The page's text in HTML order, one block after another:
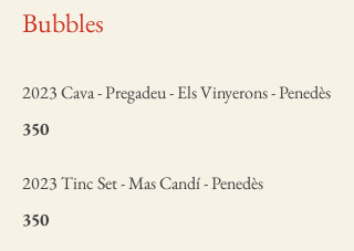
Bubbles
2023 Cava - Pregadeu - Els Vinyerons - Penedès
350
2023 Tinc Set - Mas Candí - Penedès
350